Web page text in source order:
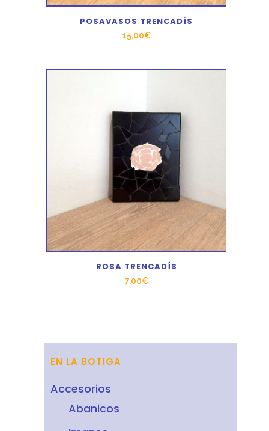
POSAVASOS TRENCADÍS
15,00€
ROSA TRENCADÍS
7,00€
EN LA BOTIGA
Accesorios
Abanicos